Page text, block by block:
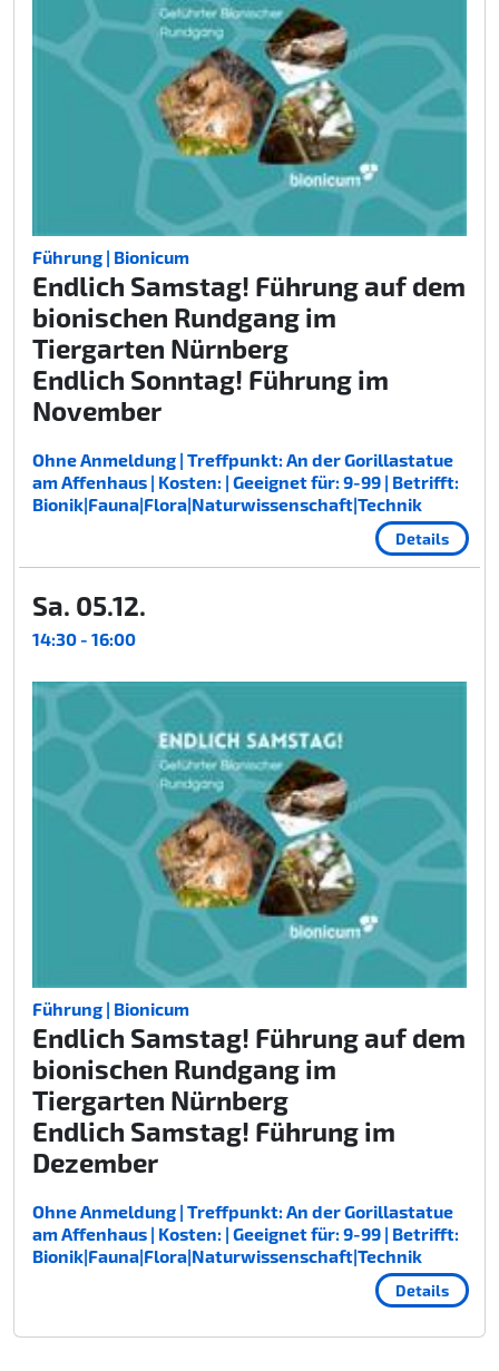
Führung | Bionicum
Endlich Samstag! Führung auf dem
bionischen Rundgang im
Tiergarten Nürnberg
Endlich Sonntag! Führung im
November
Ohne Anmeldung | Treffpunkt: An der Gorillastatue
am Affenhaus | Kosten: | Geeignet für: 9-99 | Betrifft:
Bionik|Fauna|Flora|Naturwissenschaft|Technik
Details
Sa. 05.12.
14:30 - 16:00
Führung | Bionicum
Endlich Samstag! Führung auf dem
bionischen Rundgang im
Tiergarten Nürnberg
Endlich Samstag! Führung im
Dezember
Ohne Anmeldung | Treffpunkt: An der Gorillastatue
am Affenhaus | Kosten: | Geeignet für: 9-99 | Betrifft:
Bionik|Fauna|Flora|Naturwissenschaft|Technik
Details